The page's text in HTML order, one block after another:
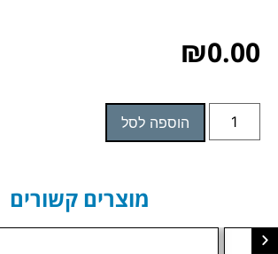
₪0.00
הוספה לסל
מוצרים קשורים